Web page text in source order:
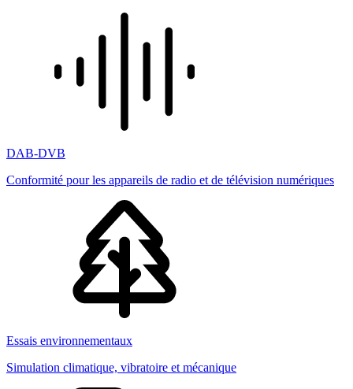
DAB-DVB
Conformité pour les appareils de radio et de télévision numériques
Essais environnementaux
Simulation climatique, vibratoire et mécanique